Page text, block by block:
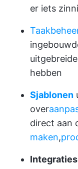
er iets
hebben
Sjablonen
over
direct aan
maken,
Integraties